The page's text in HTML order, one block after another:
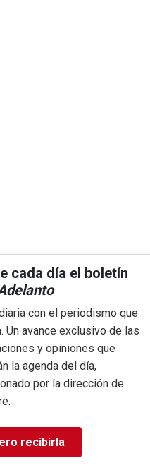
cada día el boletín
con el periodismo que
Un avance exclusivo de las
y opiniones que
la agenda del día,
por la dirección de
recibirla